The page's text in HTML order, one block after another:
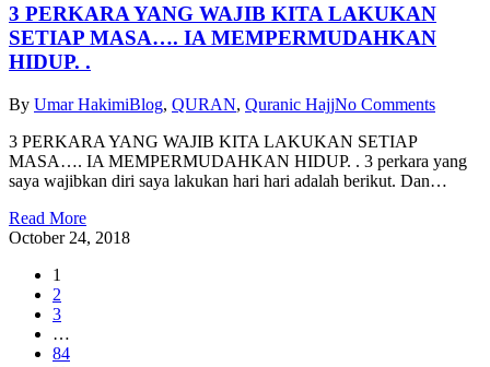
3 PERKARA YANG WAJIB KITA LAKUKAN
SETIAP MASA…. IA MEMPERMUDAHKAN
HIDUP. .
By Umar HakimiBlog, QURAN, Quranic HajjNo Comments
3 PERKARA YANG WAJIB KITA LAKUKAN SETIAP
MASA…. IA MEMPERMUDAHKAN HIDUP. . 3 perkara yang
saya wajibkan diri saya lakukan hari hari adalah berikut. Dan…
Read More
October 24, 2018
1
2
3
…
84